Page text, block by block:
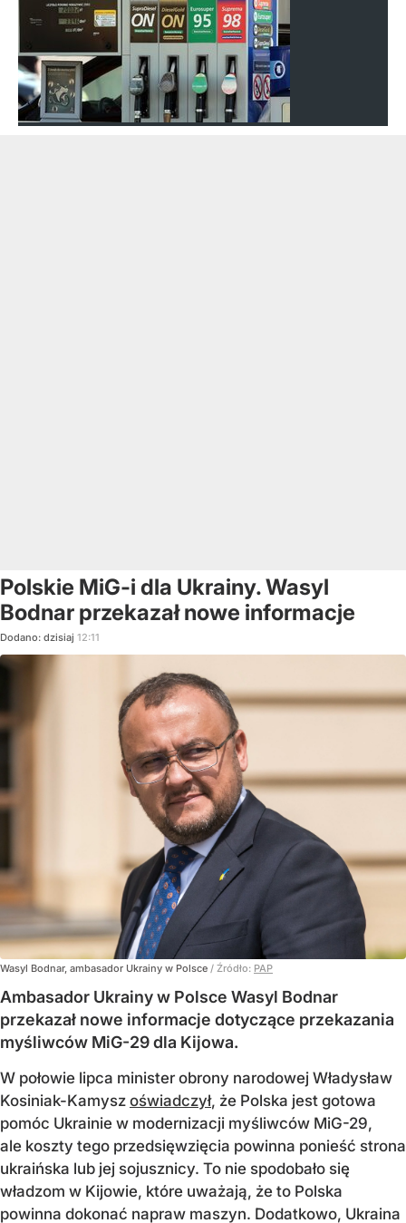
Polskie MiG-i dla Ukrainy. Wasyl
Bodnar przekazał nowe informacje
Dodano: dzisiaj 12:11
Wasyl Bodnar, ambasador Ukrainy w Polsce / Źródło: PAP
Ambasador Ukrainy w Polsce Wasyl Bodnar
przekazał nowe informacje dotyczące przekazania
myśliwców MiG-29 dla Kijowa.
W połowie lipca minister obrony narodowej Władysław
Kosiniak-Kamysz oświadczył, że Polska jest gotowa
pomóc Ukrainie w modernizacji myśliwców MiG-29,
ale koszty tego przedsięwzięcia powinna ponieść strona
ukraińska lub jej sojusznicy. To nie spodobało się
władzom w Kijowie, które uważają, że to Polska
powinna dokonać napraw maszyn. Dodatkowo, Ukraina